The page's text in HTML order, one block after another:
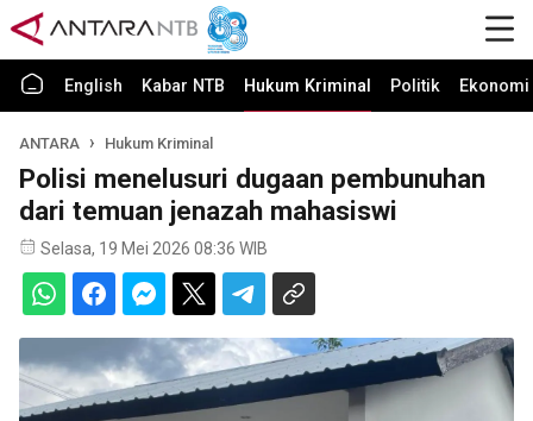
English Kabar NTB Hukum Kriminal Politik
ANTARA Hukum Kriminal
Polisi menelusuri dugaan pembunuhan
dari temuan jenazah mahasiswi
Selasa, 19 Mei 2026 08:36 WIB